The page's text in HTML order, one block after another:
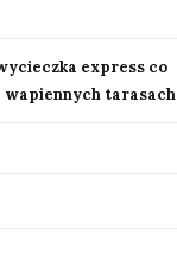
express co
wapiennych tarasach